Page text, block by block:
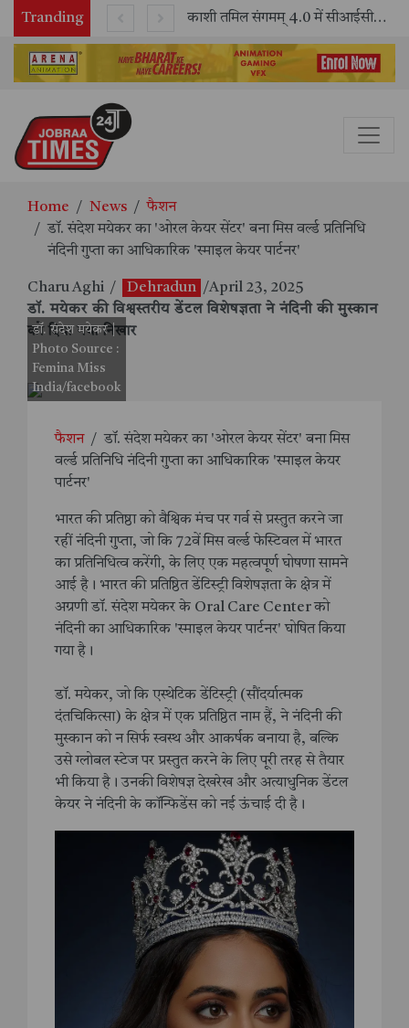
Tranding काशी तमिल संगमम् 4.0 में सीआईसीटी का स्टॉल बना तमिल भाषा और संस्कृति का केंद्र, ‘तमिल करकलाम’ से सीखना हुआ सरल
Home News
फैशन
डॉ. संदेश मयेकर का 'ओरल केयर सेंटर' बना मिस वर्ल्ड प्रतिनिधि
नंदिनी गुप्ता का आधिकारिक 'स्माइल केयर पार्टनर'
Charu Aghi / Dehradun /April 23, 2025
डॉ. मयेकर की विश्वस्तरीय डेंटल विशेषज्ञता ने नंदिनी की मुस्कान
को दिया नया निखार
डॉ. संदेश मयेकर |
Photo Source :
Femina Miss
India/facebook
फैशन / डॉ. संदेश मयेकर का 'ओरल केयर सेंटर' बना मिस
वर्ल्ड प्रतिनिधि नंदिनी गुप्ता का आधिकारिक 'स्माइल केयर
पार्टनर'
भारत की प्रतिष्ठा को वैश्विक मंच पर गर्व से प्रस्तुत करने जा
रहीं नंदिनी गुप्ता, जो कि 72वें मिस वर्ल्ड फेस्टिवल में भारत
का प्रतिनिधित्व करेंगी, के लिए एक महत्वपूर्ण घोषणा सामने
आई है। भारत की प्रतिष्ठित डेंटिस्ट्री विशेषज्ञता के क्षेत्र में
अग्रणी डॉ. संदेश मयेकर के Oral Care Center को
नंदिनी का आधिकारिक 'स्माइल केयर पार्टनर' घोषित किया
गया है।
डॉ. मयेकर, जो कि एस्थेटिक डेंटिस्ट्री (सौंदर्यात्मक
दंतचिकित्सा) के क्षेत्र में एक प्रतिष्ठित नाम हैं, ने नंदिनी की
मुस्कान को न सिर्फ स्वस्थ और आकर्षक बनाया है, बल्कि
उसे ग्लोबल स्टेज पर प्रस्तुत करने के लिए पूरी तरह से तैयार
भी किया है। उनकी विशेषज्ञ देखरेख और अत्याधुनिक डेंटल
केयर ने नंदिनी के कॉन्फिडेंस को नई ऊंचाई दी है।